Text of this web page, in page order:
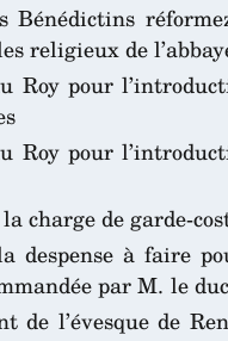
religieux de
Roy pour
Roy pour
charge de garde-
despense à faire
par M. le
de l’évesque de